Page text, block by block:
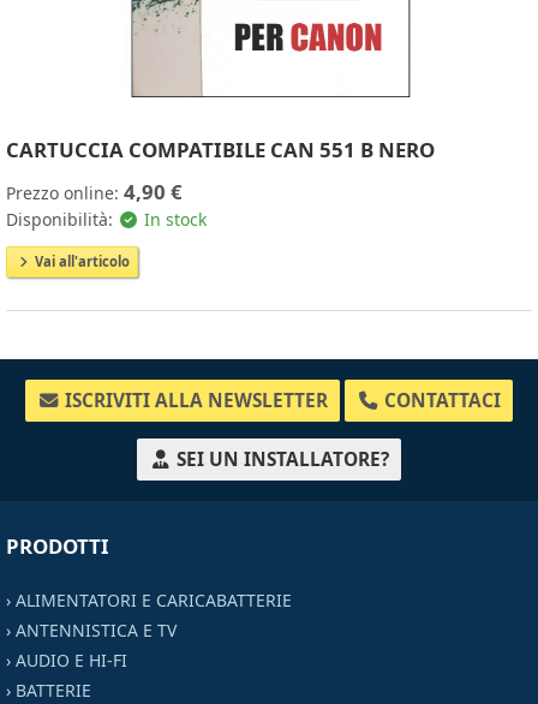
CARTUCCIA COMPATIBILE CAN 551 B NERO
Prezzo online: 4,90 €
Disponibilità: In stock
Vai all'articolo
ISCRIVITI ALLA NEWSLETTER CONTATTACI
SEI UN INSTALLATORE?
PRODOTTI
› ALIMENTATORI E CARICABATTERIE
› ANTENNISTICA E TV
› AUDIO E HI-FI
› BATTERIE